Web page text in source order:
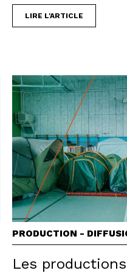
LIRE L'ARTICLE
PRODUCTION -
Les